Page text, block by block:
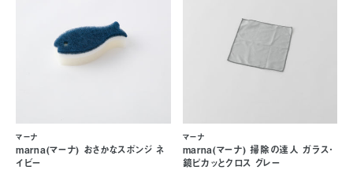
marna(マーナ) おさかなスポンジ ネ
イビー
マーナ
marna(マーナ) 掃除の達人 ガラス･
鏡ピカッとクロス グレー
マーナ